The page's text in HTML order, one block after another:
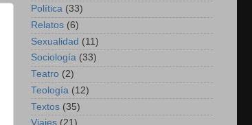
Política (33)
Relatos (6)
Sexualidad (11)
Sociología (33)
Teatro (2)
Teología (12)
Textos (35)
Viajes (21)